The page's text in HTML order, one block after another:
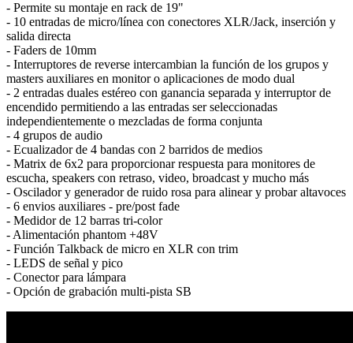
- Permite su montaje en rack de 19"
- 10 entradas de micro/línea con conectores XLR/Jack, inserción y
salida directa
- Faders de 10mm
- Interruptores de reverse intercambian la función de los grupos y
masters auxiliares en monitor o aplicaciones de modo dual
- 2 entradas duales estéreo con ganancia separada y interruptor de
encendido permitiendo a las entradas ser seleccionadas
independientemente o mezcladas de forma conjunta
- 4 grupos de audio
- Ecualizador de 4 bandas con 2 barridos de medios
- Matrix de 6x2 para proporcionar respuesta para monitores de
escucha, speakers con retraso, video, broadcast y mucho más
- Oscilador y generador de ruido rosa para alinear y probar altavoces
- 6 envios auxiliares - pre/post fade
- Medidor de 12 barras tri-color
- Alimentación phantom +48V
- Función Talkback de micro en XLR con trim
- LEDS de señal y pico
- Conector para lámpara
- Opción de grabación multi-pista SB